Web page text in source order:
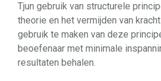
Tjun gebruik van structurele
theorie en het vermijden van
gebruik te maken van deze
beoefenaar met minimale
resultaten behalen.